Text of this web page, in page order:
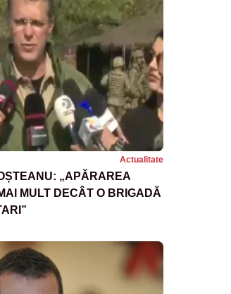
Actualitate
„APĂRAREA
MULT DECÂT O BRIGADĂ